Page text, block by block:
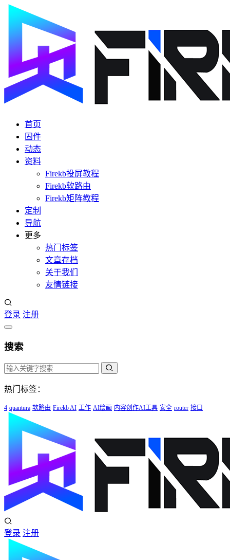
首页
固件
动态
资料
Firekb投屏教程
Firekb软路由
Firekb矩阵教程
定制
导航
更多
热门标签
文章存档
关于我们
友情链接
登录 注册
搜索
热门标签：
4 quantura 软路由 Firekb AI 工作 AI绘画 内容创作AI工具 安全 router 接口
登录 注册